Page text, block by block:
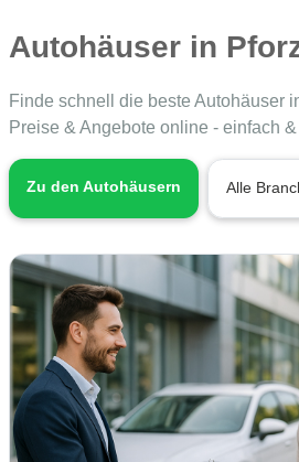
Autohäuser in
Finde schnell die beste Autohäuser
Preise & Angebote online - einfach
Zu den Autohäusern Alle